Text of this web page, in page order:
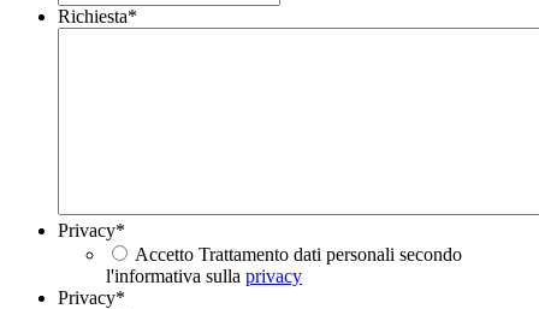
Richiesta*
Privacy*
Accetto Trattamento dati personali secondo
l'informativa sulla privacy
Privacy*